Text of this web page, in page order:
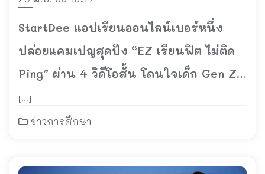
StartDee แอปเรียนออนไลน์เบอร์หนึ่ง
ปล่อยแคมเปญสุดปัง “EZ เรียนฟิต ไม่ติด
Ping” ผ่าน 4 วิดีโอสั้น โดนใจเด็ก Gen Z
ด้วยภาษาเกมเมอร์
[…]
ข่าวการศึกษา